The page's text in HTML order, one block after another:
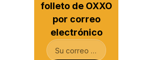
folleto de OXXO
por correo
electrónico